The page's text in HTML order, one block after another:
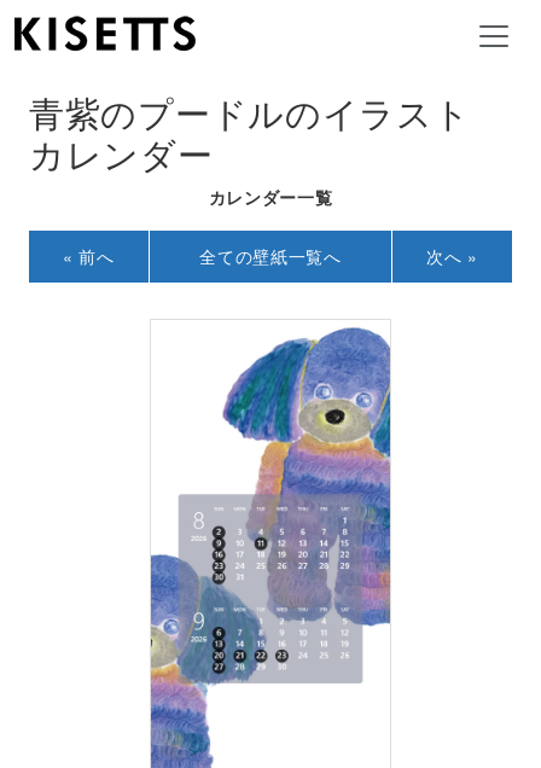
青紫のプードルのイラスト
カレンダー
カレンダー一覧
« 前へ 全ての壁紙一覧へ 次へ »